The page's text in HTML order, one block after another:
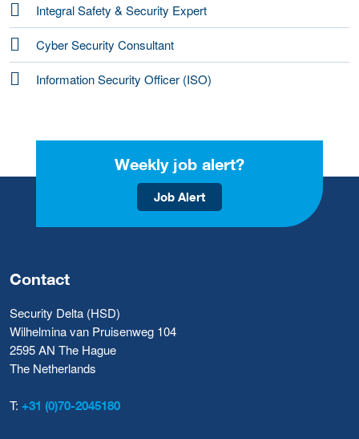
Integral Safety & Security Expert
Cyber Security Consultant
Information Security Officer (ISO)
Weekly job alert?
Job Alert
Contact
Security Delta (HSD)
Wilhelmina van Pruisenweg 104
2595 AN The Hague
The Netherlands
T: +31 (0)70-2045180